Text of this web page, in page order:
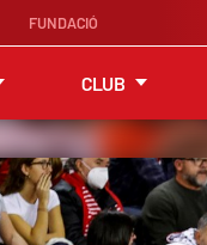
FUNDACIÓ
CLUB